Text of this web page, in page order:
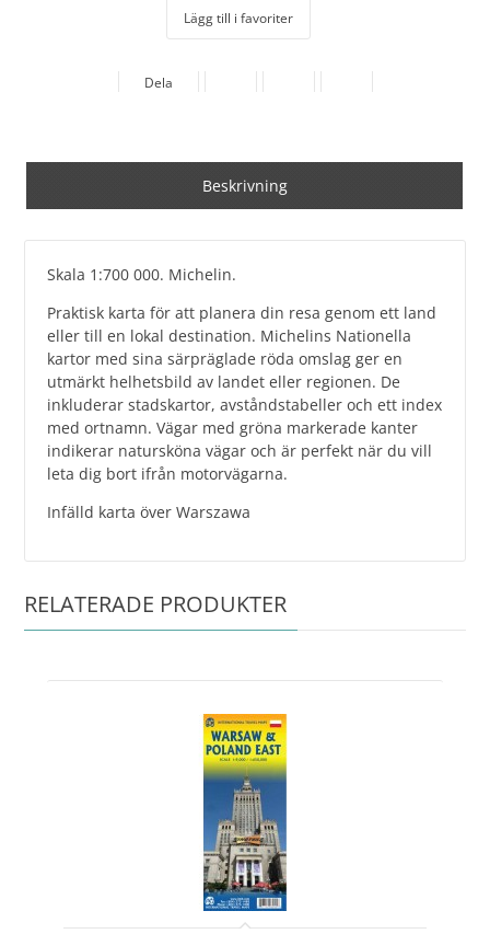
Lägg till i favoriter
Dela
Beskrivning
Skala 1:700 000. Michelin.
Praktisk karta för att planera din resa genom ett land
eller till en lokal destination. Michelins Nationella
kartor med sina särpräglade röda omslag ger en
utmärkt helhetsbild av landet eller regionen. De
inkluderar stadskartor, avståndstabeller och ett index
med ortnamn. Vägar med gröna markerade kanter
indikerar natursköna vägar och är perfekt när du vill
leta dig bort ifrån motorvägarna.
Infälld karta över Warszawa
RELATERADE PRODUKTER